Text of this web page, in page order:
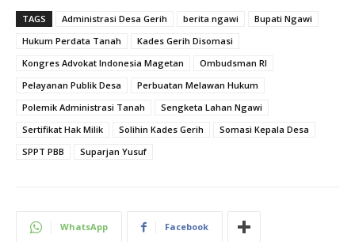
TAGS Administrasi Desa Gerih berita ngawi
Bupati Ngawi
Hukum Perdata Tanah
Kades Gerih Disomasi
Kongres Advokat Indonesia Magetan
Ombudsman RI
Pelayanan Publik Desa
Perbuatan Melawan Hukum
Polemik Administrasi Tanah
Sengketa Lahan Ngawi
Sertifikat Hak Milik
Solihin Kades Gerih
Somasi Kepala Desa
SPPT PBB
Suparjan Yusuf
WhatsApp Facebook